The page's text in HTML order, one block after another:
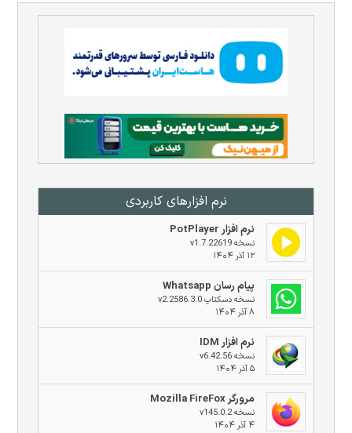
نرم افزار‌های کاربردی
نرم افزار PotPlayer
نسخه v1.7.22619
۱۲ آذر ۱۴۰۴
پیام رسان Whatsapp
نسخه دسکتاپ v2.2586.3.0
۸ آذر ۱۴۰۴
نرم افزار IDM
نسخه v6.42.56
۵ آذر ۱۴۰۴
مرورگر Mozilla FireFox
نسخه v145.0.2
۴ آذر ۱۴۰۴